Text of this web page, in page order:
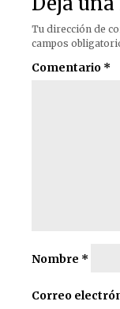
Tu dirección de
campos
Comentario *
Nombre *
Correo